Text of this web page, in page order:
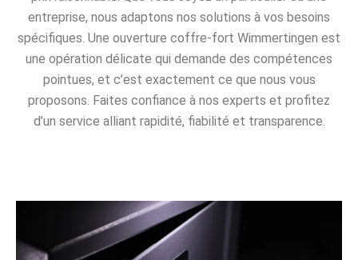
entreprise, nous adaptons nos solutions à vos besoins
spécifiques. Une ouverture coffre-fort Wimmertingen est
une opération délicate qui demande des compétences
pointues, et c’est exactement ce que nous vous
proposons. Faites confiance à nos experts et profitez
d’un service alliant rapidité, fiabilité et transparence.